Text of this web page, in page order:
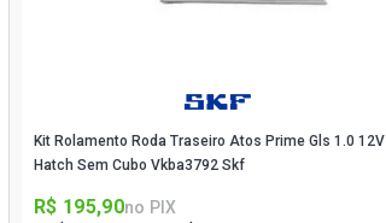
Kit Rolamento Roda Traseiro Atos Prime Gls 1.0 12V
Hatch Sem Cubo Vkba3792 Skf
R$ 195,90no PIX